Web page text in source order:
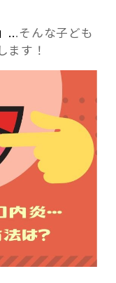
...そんな子ども
ます！